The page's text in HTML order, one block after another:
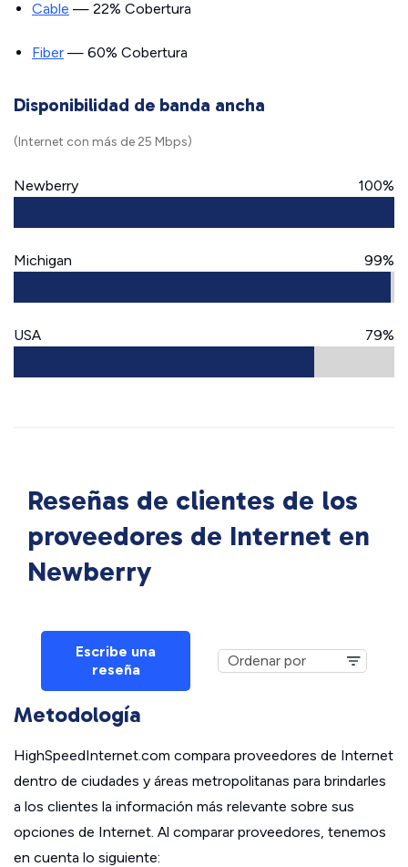
Cable — 22% Cobertura
Fiber — 60% Cobertura
Disponibilidad de banda ancha
(Internet con más de 25 Mbps)
Newberry 100%
Michigan 99%
USA 79%
Reseñas de clientes de los
proveedores de Internet en
Newberry
Escribe una
reseña
Metodología
HighSpeedInternet.com compara proveedores de Internet
dentro de ciudades y áreas metropolitanas para brindarles
a los clientes la información más relevante sobre sus
opciones de Internet. Al comparar proveedores, tenemos
en cuenta lo siguiente: